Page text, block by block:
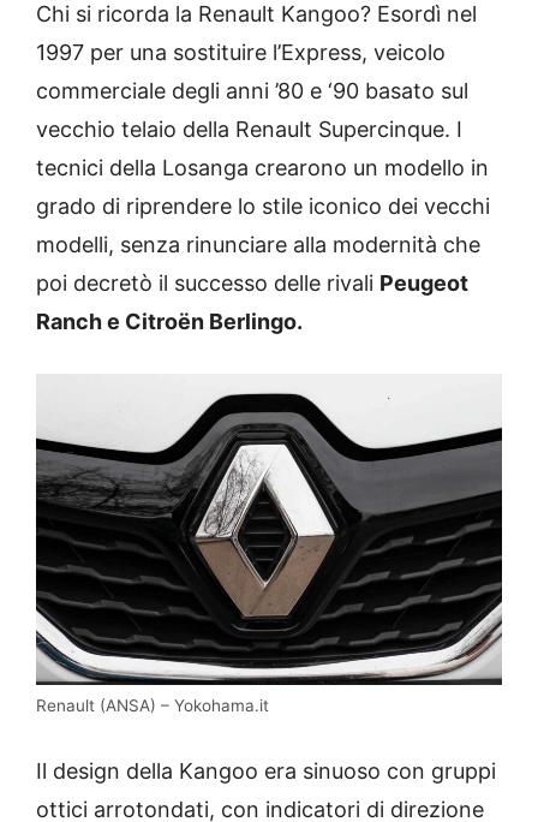
Chi si ricorda la Renault Kangoo? Esordì nel
1997 per una sostituire l’Express, veicolo
commerciale degli anni ’80 e ‘90 basato sul
vecchio telaio della Renault Supercinque. I
tecnici della Losanga crearono un modello in
grado di riprendere lo stile iconico dei vecchi
modelli, senza rinunciare alla modernità che
poi decretò il successo delle rivali Peugeot
Ranch e Citroën Berlingo.
Renault (ANSA) – Yokohama.it
Il design della Kangoo era sinuoso con gruppi
ottici arrotondati, con indicatori di direzione